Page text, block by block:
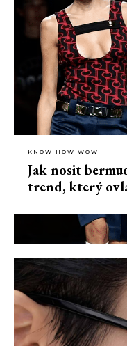
KNOW HOW WOW
Jak nosit
trend, který